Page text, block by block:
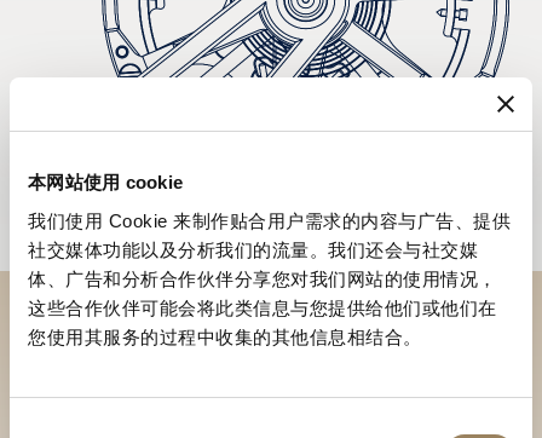
本网站使用 cookie
我们使用 Cookie 来制作贴合用户需求的内容与广告、提供
社交媒体功能以及分析我们的流量。我们还会与社交媒
体、广告和分析合作伙伴分享您对我们网站的使用情况，
这些合作伙伴可能会将此类信息与您提供给他们或他们在
您使用其服务的过程中收集的其他信息相结合。
於專賣店探索品牌系列作品
尋找專賣店